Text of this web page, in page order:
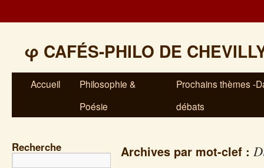
φ CAFÉS-PHILO DE
Accueil
Philosophie &
Poésie
Prochains thèmes -
débats
Recherche Archives par mot-clef :